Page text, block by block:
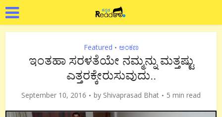
Featured • ಅಂಕಣ
ಇಂತಹಾ ಸರಳತೆಯೇ ನಮ್ಮನ್ನು ಮತ್ತಷ್ಟು
ಎತ್ತರಕ್ಕೇರುಸುವುದು..
September 10, 2016 by Shivaprasad Bhat 5 min read